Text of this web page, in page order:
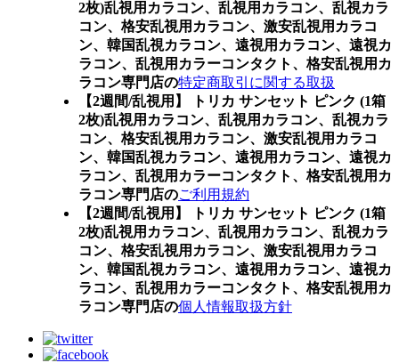
2枚)乱視用カラコン、 乱視用カラコン、乱視カラ
コン、格安乱視用カラコン、激安乱視用カラコ
ン、韓国乱視カラコン、遠視用カラコン、遠視カ
ラコン、乱視用カラーコンタクト、格安乱視用カ
ラコン専門店の特定商取引に関する取扱
【2週間/乱視用】 トリカ サンセット ピンク (1箱
2枚)乱視用カラコン、 乱視用カラコン、乱視カラ
コン、格安乱視用カラコン、激安乱視用カラコ
ン、韓国乱視カラコン、遠視用カラコン、遠視カ
ラコン、乱視用カラーコンタクト、格安乱視用カ
ラコン専門店のご利用規約
【2週間/乱視用】 トリカ サンセット ピンク (1箱
2枚)乱視用カラコン、 乱視用カラコン、乱視カラ
コン、格安乱視用カラコン、激安乱視用カラコ
ン、韓国乱視カラコン、遠視用カラコン、遠視カ
ラコン、乱視用カラーコンタクト、格安乱視用カ
ラコン専門店の個人情報取扱方針